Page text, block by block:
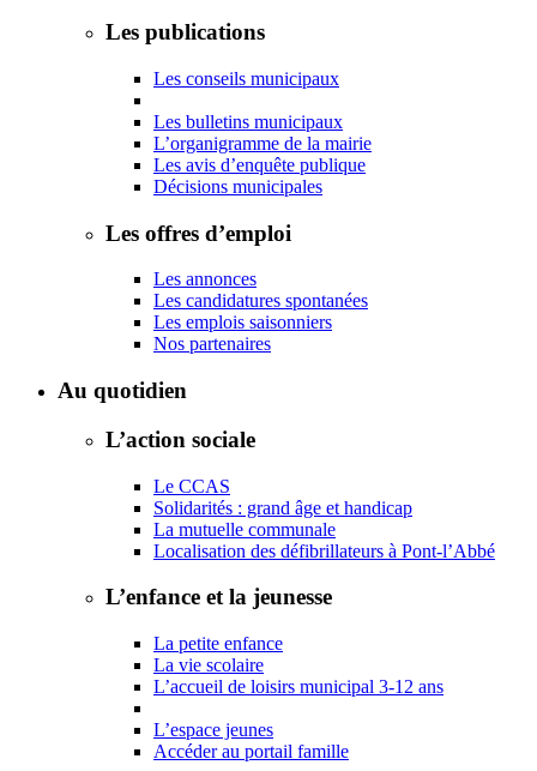
Les publications
Les conseils municipaux
Les bulletins municipaux
L’organigramme de la mairie
Les avis d’enquête publique
Décisions municipales
Les offres d’emploi
Les annonces
Les candidatures spontanées
Les emplois saisonniers
Nos partenaires
Au quotidien
L’action sociale
Le CCAS
Solidarités : grand âge et handicap
La mutuelle communale
Localisation des défibrillateurs à Pont-l’Abbé
L’enfance et la jeunesse
La petite enfance
La vie scolaire
L’accueil de loisirs municipal 3-12 ans
L’espace jeunes
Accéder au portail famille